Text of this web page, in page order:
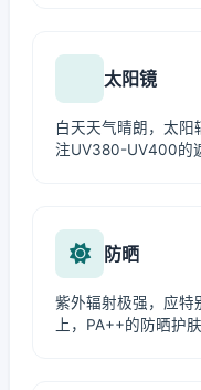
太阳镜
白天天气晴朗，太阳
注UV380-UV400的
防晒
紫外辐射极强，应特
上，PA++的防晒护